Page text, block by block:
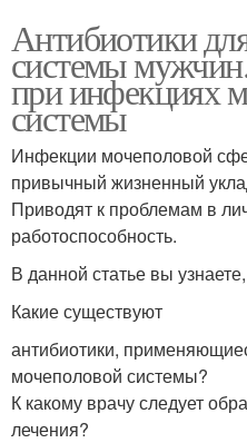
Антибиотики
системы
при инфекциях
системы
Инфекции мочеполовой
привычный жизненный
Приводят к проблемам в
работоспособность.
В данной статье вы узнаете,
Какие существуют
антибиотики,
мочеполовой системы?
К какому врачу следует
лечения?